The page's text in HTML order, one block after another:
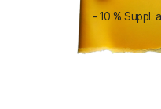
- 10 % Suppl.